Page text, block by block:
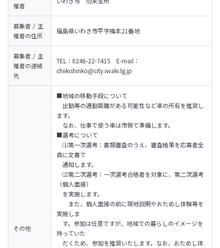
催者
募集者 / 主
催者の住所
福島県いわき市平字梅本21番地
募集者 / 主
催者の連絡
先
TEL：0246-22-7415　E-mail：
chiikishinko@city.iwaki.lg.jp
その他
■地域の移動手段について
出勤等の通勤距離がある可能性など車の所有を推奨し
ます。
なお、仕事で使う車は市側で準備します。
■選考について
⑴第一次選考：書類審査のうえ、審査結果を応募者全
員に文書で
通知します。
⑵第二次選考：一次選考合格者を対象に、第二次選考
（個人面接）
を実施します。
また、個人面接の前に現地説明やおためし体験等を
実施しま
す。参加は任意ですが、地域での暮らしのイメージを
持っていた
だくため、参加を推奨いたします。なお、おためし体